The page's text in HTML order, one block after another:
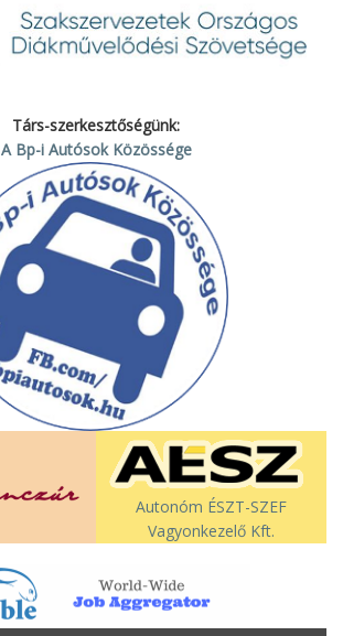
Társ-szerkesztőségünk:
A Bp-i Autósok Közössége
Autonóm ÉSZT-SZEF
Vagyonkezelő Kft.